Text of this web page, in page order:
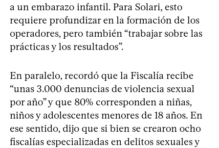
a un embarazo infantil. Para Solari, esto
requiere profundizar en la formación de los
operadores, pero también “trabajar sobre las
prácticas y los resultados”.
En paralelo, recordó que la Fiscalía recibe
“unas 3.000 denuncias de violencia sexual
por año” y que 80% corresponden a niñas,
niños y adolescentes menores de 18 años. En
ese sentido, dijo que si bien se crearon ocho
fiscalías especializadas en delitos sexuales y